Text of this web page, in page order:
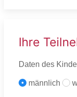
Ihre
Daten des
männlich